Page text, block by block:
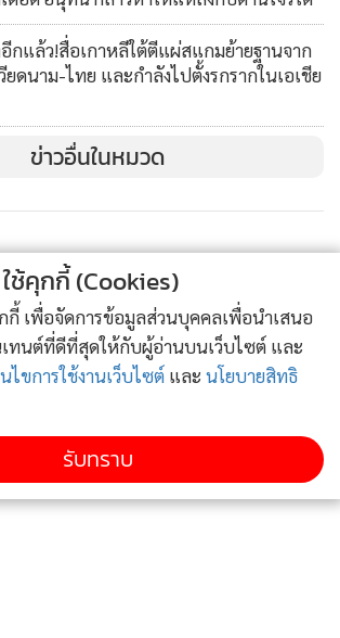
กแล้ว!สื่อเกาหลีใต้ตีแผ่สแกมย้ายฐานจาก
ยดนาม-ไทย และกำลังไปตั้งรกรากในเอเชีย
ข่าวอื่นในหมวด
ช้คุกกี้ (Cookies)
กี้ เพื่อจัดการข้อมูลส่วนบุคคลเพื่อนำเสนอ
ทนต์ที่ดีที่สุดให้กับผู้อ่านบนเว็บไซต์ และ
ไขการใช้งานเว็บไซต์ และ นโยบายสิทธิ
รับทราบ